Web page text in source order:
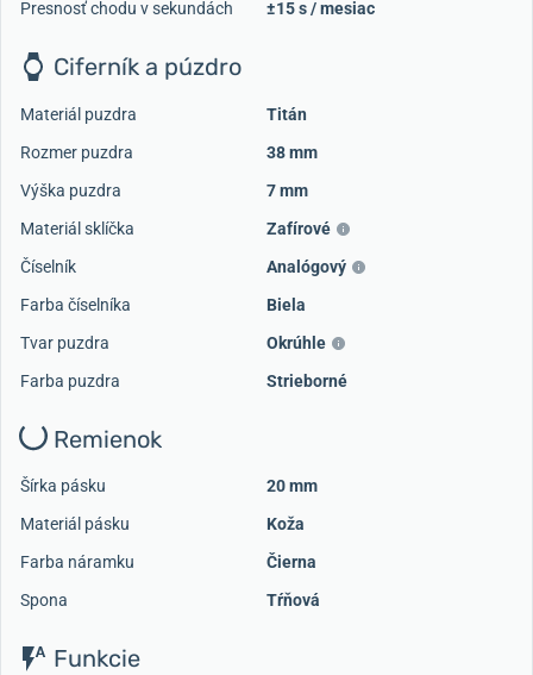
Načítať ďalšie videá
Presnosť chodu v sekundách ±15 s / mesiac
Ciferník a púzdro
Materiál puzdra
Titán
Rozmer puzdra
38 mm
Výška puzdra
7 mm
Materiál sklíčka
Zafírové
Číselník
Analógový
Farba číselníka
Biela
Tvar puzdra
Okrúhle
Farba puzdra
Strieborné
Remienok
Šírka pásku
20 mm
Materiál pásku
Koža
Farba náramku
Čierna
Spona
Tŕňová
Funkcie